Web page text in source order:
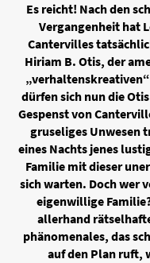
Es reicht! Nach den
Vergangenheit hat
Cantervilles
Hiriam B. Otis, der
dürfen sich nun die
Gespenst von
gruseliges Unwesen
eines Nachts jenes
Familie mit dieser
sich warten. Doch wer
eigenwillige
allerhand
phänomenales, das
auf den Plan ruft,